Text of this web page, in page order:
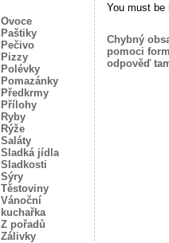
Ovoce
Paštiky
Pečivo
Pizzy
Polévky
Pomazánky
Předkrmy
Přílohy
Ryby
Rýže
Saláty
Sladká jídla
Sladkosti
Sýry
Těstoviny
Vánoční
kuchařka
Z pořadů
Zálivky
You must be
Chybný
pomoci
odpověď